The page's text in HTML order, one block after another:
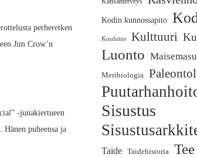
perheretken
Jim Crow’n
-junakiertueen
puheensa ja
Kansanterveys
Kodin kunnossapito
Koulutus Kulttuuri
Luonto
Meribiologia
Sisustus
Taide Taidehistoria